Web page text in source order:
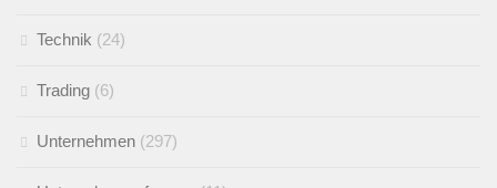
Technik (24)
Trading (6)
Unternehmen (297)